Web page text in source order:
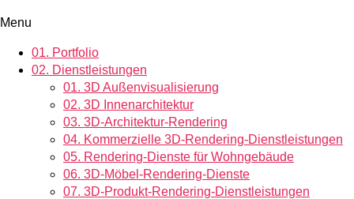
Menu
01. Portfolio
02. Dienstleistungen
01. 3D Außenvisualisierung
02. 3D Innenarchitektur
03. 3D-Architektur-Rendering
04. Kommerzielle 3D-Rendering-Dienstleistungen
05. Rendering-Dienste für Wohngebäude
06. 3D-Möbel-Rendering-Dienste
07. 3D-Produkt-Rendering-Dienstleistungen